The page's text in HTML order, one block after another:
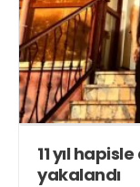
11 yıl
yakalandı